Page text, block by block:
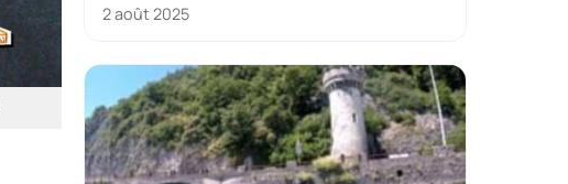
2 août 2025